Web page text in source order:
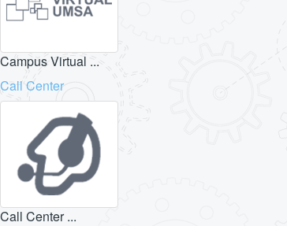
Campus Virtual ...
Call Center
Call Center ...